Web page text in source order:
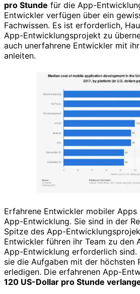
pro Stunde für die App-
Entwickler verfügen über ein
Fachwissen. Es ist erforderlich,
App-Entwicklungsprojekt zu
auch unerfahrene Entwickler mit
anleiten.
Erfahrene Entwickler mobiler Apps
App-Entwicklung. Sie sind in der
Spitze des App-
Entwickler führen ihr Team zu den
App-Entwicklung erforderlich sind.
sie die Aufgaben mit der höchsten
erledigen. Die erfahrenen App-
120 US-Dollar pro Stunde